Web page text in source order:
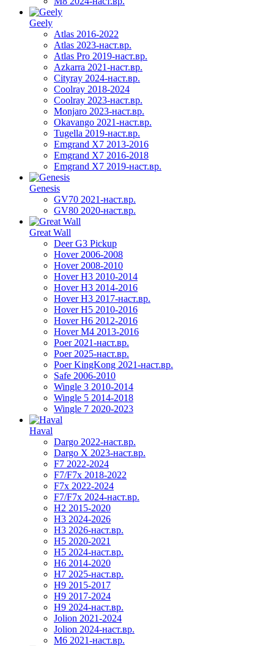
Geely
Atlas 2016-2022
Atlas 2023-наст.вр.
Atlas Pro 2019-наст.вр.
Azkarra 2021-наст.вр.
Cityray 2024-наст.вр.
Coolray 2018-2024
Coolray 2023-наст.вр.
Monjaro 2023-наст.вр.
Okavango 2021-наст.вр.
Tugella 2019-наст.вр.
Emgrand Х7 2013-2016
Emgrand X7 2016-2018
Emgrand X7 2019-наст.вр.
Genesis
GV70 2021-наст.вр.
GV80 2020-наст.вр.
Great Wall
Deer G3 Pickup
Hover 2006-2008
Hover 2008-2010
Hover H3 2010-2014
Hover H3 2014-2016
Hover H3 2017-наст.вр.
Hover H5 2010-2016
Hover H6 2012-2016
Hover M4 2013-2016
Poer 2021-наст.вр.
Poer 2025-наст.вр.
Poer KingKong 2021-наст.вр.
Safe 2006-2010
Wingle 3 2010-2014
Wingle 5 2014-2018
Wingle 7 2020-2023
Haval
Dargo 2022-наст.вр.
Dargo X 2023-наст.вр.
F7 2022-2024
F7/F7x 2018-2022
F7x 2022-2024
F7/F7x 2024-наст.вр.
H2 2015-2020
H3 2024-2026
H3 2026-наст.вр.
H5 2020-2021
H5 2024-наст.вр.
H6 2014-2020
H7 2025-наст.вр.
H9 2015-2017
H9 2017-2024
H9 2024-наст.вр.
Jolion 2021-2024
Jolion 2024-наст.вр.
М6 2021-наст.вр.